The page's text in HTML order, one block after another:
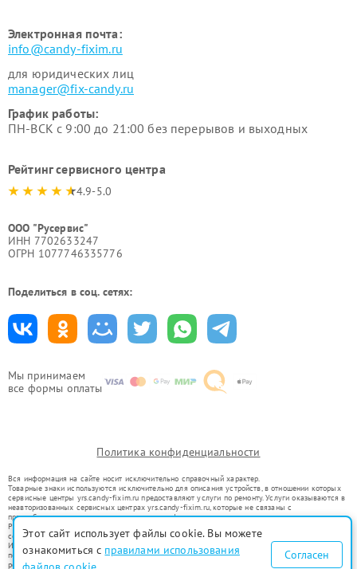
Мы принимаем
все формы оплаты
Электронная почта:
info@candy-fixim.ru
для юридических лиц
manager@fix-candy.ru
График работы:
ПН-ВСК с 9:00 до 21:00 без перерывов и выходных
Рейтинг сервисного центра
4.9-5.0
ООО "Русервис"
ИНН 7702633247
ОГРН 1077746335776
Поделиться в соц. сетях:
Политика конфиденциальности
Вся информация на сайте носит исключительно справочный характер.
Товарные знаки используются исключительно для описания устройств, в отношении которых
сервисные центры yrs.candy-fixim.ru предоставляют услуги по ремонту. Услуги оказываются в
неавторизованных сервисных центрах yrs.candy-fixim.ru, которые не связаны с
правообладателями товарных знаков или их официальными представителями.
Ремонт осуществляется для устройств, уже введенных в гражданский оборот в соответствии
со статьей 1487 ГК РФ.
Использование товарных знаков не преследует цели индивидуализации услуг или введения
потребителей в заблуждение, а служит для информирования о предоставляемых услугах по
ремонту техники указанных брендов.
Этот сайт использует файлы cookie. Вы можете
ознакомиться с правилами использования
Согласен